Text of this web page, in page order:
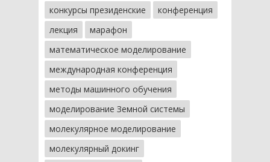
конкурсы президенские
конференция
лекция
марафон
математическое моделирование
международная конференция
методы машинного обучения
моделирование Земной системы
молекулярное моделирование
молекулярный докинг